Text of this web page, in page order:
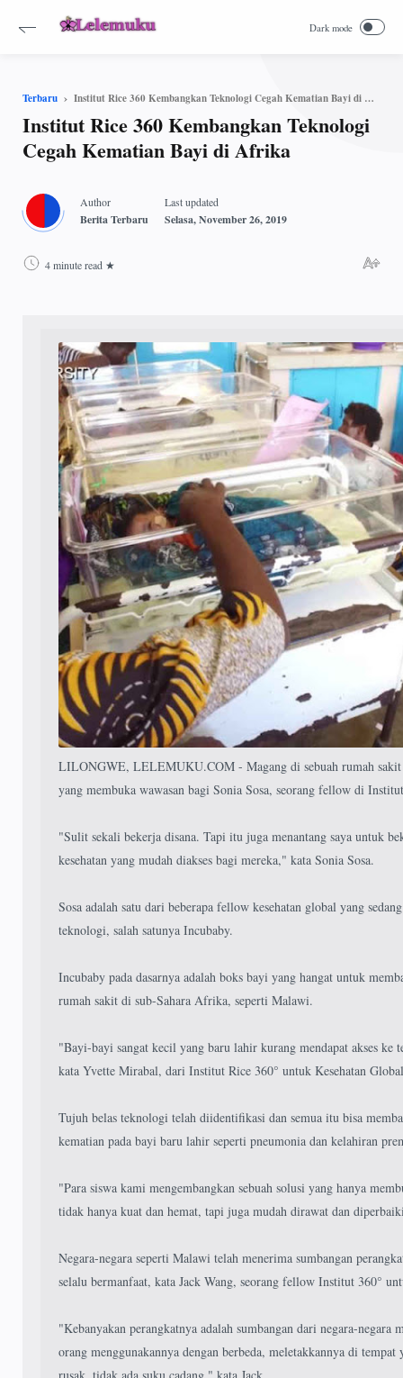
Terbaru Institut Rice 360 Kembangkan Teknologi Cegah Kematian Bayi di Afrika
Institut Rice 360 Kembangkan Teknologi
Cegah Kematian Bayi di Afrika
4 minute read
LILONGWE, LELEMUKU.COM - Magang di sebuah rumah sakit
yang membuka wawasan bagi Sonia Sosa, seorang fellow di
"Sulit sekali bekerja disana. Tapi itu juga menantang saya untuk
kesehatan yang mudah diakses bagi mereka," kata Sonia Sosa.
Sosa adalah satu dari beberapa fellow kesehatan global yang
teknologi, salah satunya Incubaby.
Incubaby pada dasarnya adalah boks bayi yang hangat untuk
rumah sakit di sub-Sahara Afrika, seperti Malawi.
"Bayi-bayi sangat kecil yang baru lahir kurang mendapat akses
kata Yvette Mirabal, dari Institut Rice 360° untuk Kesehatan
Tujuh belas teknologi telah diidentifikasi dan semua itu bisa
kematian pada bayi baru lahir seperti pneumonia dan kelahiran
"Para siswa kami mengembangkan sebuah solusi yang hanya
tidak hanya kuat dan hemat, tapi juga mudah dirawat dan
Negara-negara seperti Malawi telah menerima sumbangan
selalu bermanfaat, kata Jack Wang, seorang fellow Institut 360°
"Kebanyakan perangkatnya adalah sumbangan dari negara-negara
orang menggunakannya dengan berbeda, meletakkannya di